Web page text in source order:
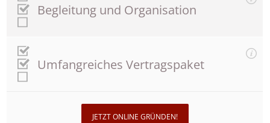
Begleitung und Organisation
Umfangreiches Vertragspaket
JETZT ONLINE GRÜNDEN!